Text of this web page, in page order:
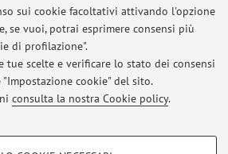
sui cookie facoltativi attivando l'opzione
se vuoi, potrai esprimere consensi più
di profilazione".
tue scelte e verificare lo stato dei consensi
cookie" del sito.
consulta la nostra Cookie policy.
- FACOLTATIVI
Giuridica (D-L) / Exam sessions for
Law